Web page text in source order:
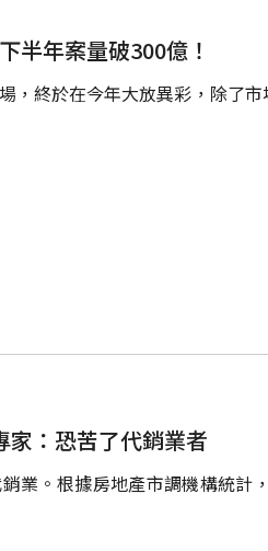
半年案量破300億！
，終於在今年大放異彩，除了
家：恐苦了代銷業者
業。根據房地產市調機構統計